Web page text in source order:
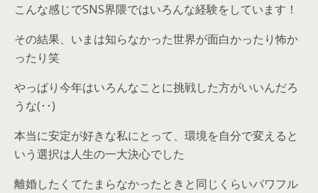
こんな感じでSNS界隈ではいろんな経験をしています！
その結果、いまは知らなかった世界が面白かったり怖か
ったり笑
やっぱり今年はいろんなことに挑戦した方がいいんだろ
うな(･･)
本当に安定が好きな私にとって、環境を自分で変えると
いう選択は人生の一大決心でした
離婚したくてたまらなかったときと同じくらいパワフル